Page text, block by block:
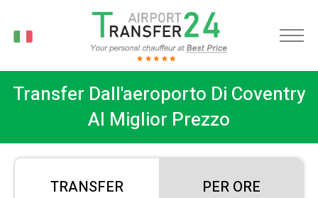
Transfer Dall'aeroporto Di Coventry
Al Miglior Prezzo
TRANSFER PER ORE